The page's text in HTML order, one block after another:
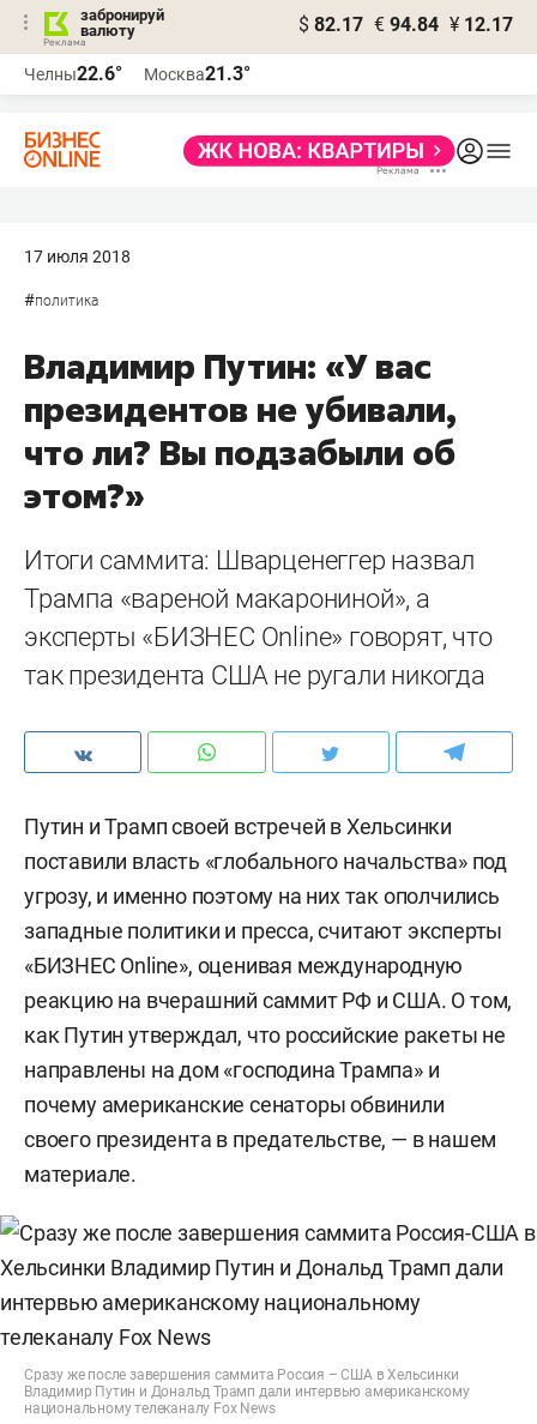
забронируй
валюту
$ 82.17 € 94.84 ¥ 12.17
Челны22.6° Москва21.3°
17 июля 2018
#политика
Владимир Путин: «У вас
президентов не убивали,
что ли? Вы подзабыли об
этом?»
Итоги саммита: Шварценеггер назвал
Трампа «вареной макарониной», а
эксперты «БИЗНЕС Online» говорят, что
так президента США не ругали никогда
Путин и Трамп своей встречей в Хельсинки
поставили власть «глобального начальства» под
угрозу, и именно поэтому на них так ополчились
западные политики и пресса, считают эксперты
«БИЗНЕС Online», оценивая международную
реакцию на вчерашний саммит РФ и США. О том,
как Путин утверждал, что российские ракеты не
направлены на дом «господина Трампа» и
почему американские сенаторы обвинили
своего президента в предательстве, — в нашем
материале.
Сразу же после завершения саммита Россия – США в Хельсинки
Владимир Путин и Дональд Трамп дали интервью американскому
национальному телеканалу Fox News